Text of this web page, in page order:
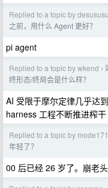
Replied to a topic by
之前，用什么 Agent 更好？
pi agent
Replied to a topic by wkend ›
终形态/终局会是什么样？
AI 受限于摩尔定律几乎达
harness 工程不断推进榨干
Replied to a topic by mode171
年轻了？
00 后已经 26 岁了。崩老